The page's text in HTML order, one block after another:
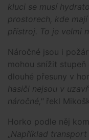
kluci se musí
prostorech, kde
přístroj. To je velmi
Náročné jsou i
mohou snížit
dlouhé přesuny v
hasiči nejsou v
náročné," řekl
Horko podle něj
Například